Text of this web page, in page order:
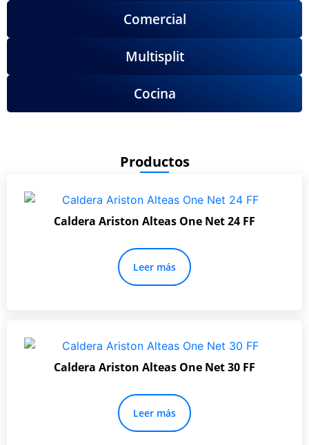
Comercial
Multisplit
Cocina
Productos
Caldera Ariston Alteas One Net 24 FF
Leer más
Caldera Ariston Alteas One Net 30 FF
Leer más